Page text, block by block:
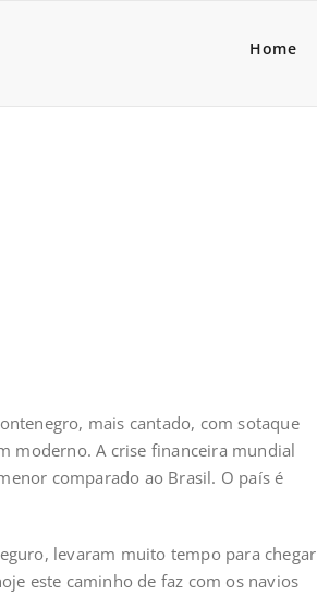
Home
mais cantado, com sotaque
moderno. A crise financeira mundial
comparado ao Brasil. O país é
levaram muito tempo para chegar
este caminho de faz com os navios